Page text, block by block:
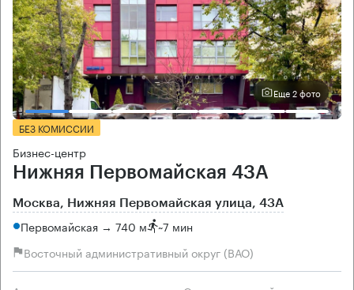
Еще 2 фото
БЕЗ КОМИССИИ
Бизнес-центр
Нижняя Первомайская 43А
Москва, Нижняя Первомайская улица, 43А
Первомайская → 740 м ~7 мин
Восточный административный округ (ВАО)